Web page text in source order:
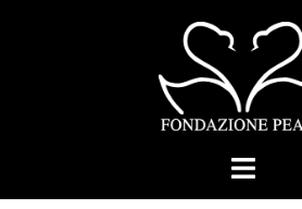
Mostra/